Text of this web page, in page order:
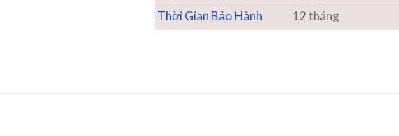
Thời Gian Bảo Hành
12 tháng